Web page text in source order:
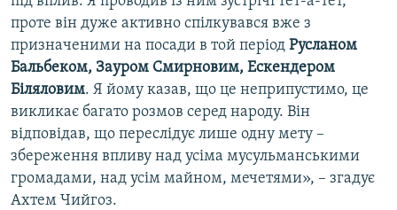
проте він дуже активно спілкувався вже з
призначеними на посади в той період Русланом
Бальбеком, Зауром Смирновим, Ескендером
Біляловим. Я йому казав, що це неприпустимо, це
викликає багато розмов серед народу. Він
відповідав, що переслідує лише одну мету –
збереження впливу над усіма мусульманськими
громадами, над усім майном, мечетями», – згадує
Ахтем Чийгоз.